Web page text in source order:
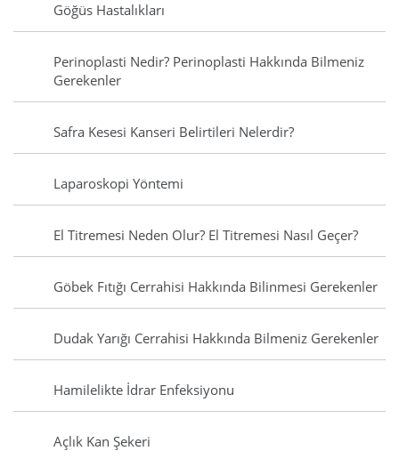
Göğüs Hastalıkları
Perinoplasti Nedir? Perinoplasti Hakkında Bilmeniz
Gerekenler
Safra Kesesi Kanseri Belirtileri Nelerdir?
Laparoskopi Yöntemi
El Titremesi Neden Olur? El Titremesi Nasıl Geçer?
Göbek Fıtığı Cerrahisi Hakkında Bilinmesi Gerekenler
Dudak Yarığı Cerrahisi Hakkında Bilmeniz Gerekenler
Hamilelikte İdrar Enfeksiyonu
Açlık Kan Şekeri